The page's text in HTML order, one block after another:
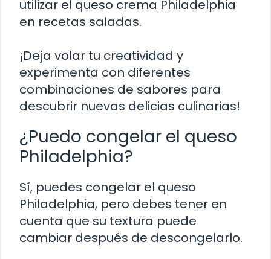
utilizar el queso crema Philadelphia
en recetas saladas.
¡Deja volar tu creatividad y
experimenta con diferentes
combinaciones de sabores para
descubrir nuevas delicias culinarias!
¿Puedo congelar el queso
Philadelphia?
Sí, puedes congelar el queso
Philadelphia, pero debes tener en
cuenta que su textura puede
cambiar después de descongelarlo.